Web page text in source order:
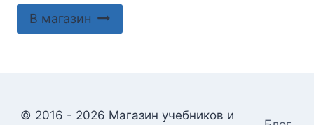
В магазин
© 2016 - 2026 Магазин учебников и